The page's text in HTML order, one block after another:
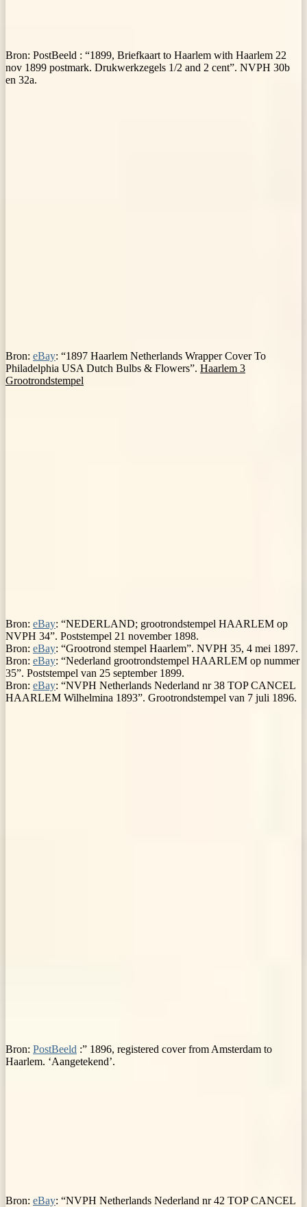
Bron: PostBeeld : “1899, Briefkaart to Haarlem with Haarlem 22
nov 1899 postmark. Drukwerkzegels 1/2 and 2 cent”. NVPH 30b
en 32a.
Bron: eBay: “1897 Haarlem Netherlands Wrapper Cover To
Philadelphia USA Dutch Bulbs & Flowers”. Haarlem 3
Grootrondstempel
Bron: eBay: “NEDERLAND; grootrondstempel HAARLEM op
NVPH 34”. Poststempel 21 november 1898.
Bron: eBay: “Grootrond stempel Haarlem”. NVPH 35, 4 mei 1897.
Bron: eBay: “Nederland grootrondstempel HAARLEM op nummer
35”. Poststempel van 25 september 1899.
Bron: eBay: “NVPH Netherlands Nederland nr 38 TOP CANCEL
HAARLEM Wilhelmina 1893”. Grootrondstempel van 7 juli 1896.
Bron: PostBeeld :” 1896, registered cover from Amsterdam to
Haarlem. ‘Aangetekend’.
Bron: eBay: “NVPH Netherlands Nederland nr 42 TOP CANCEL